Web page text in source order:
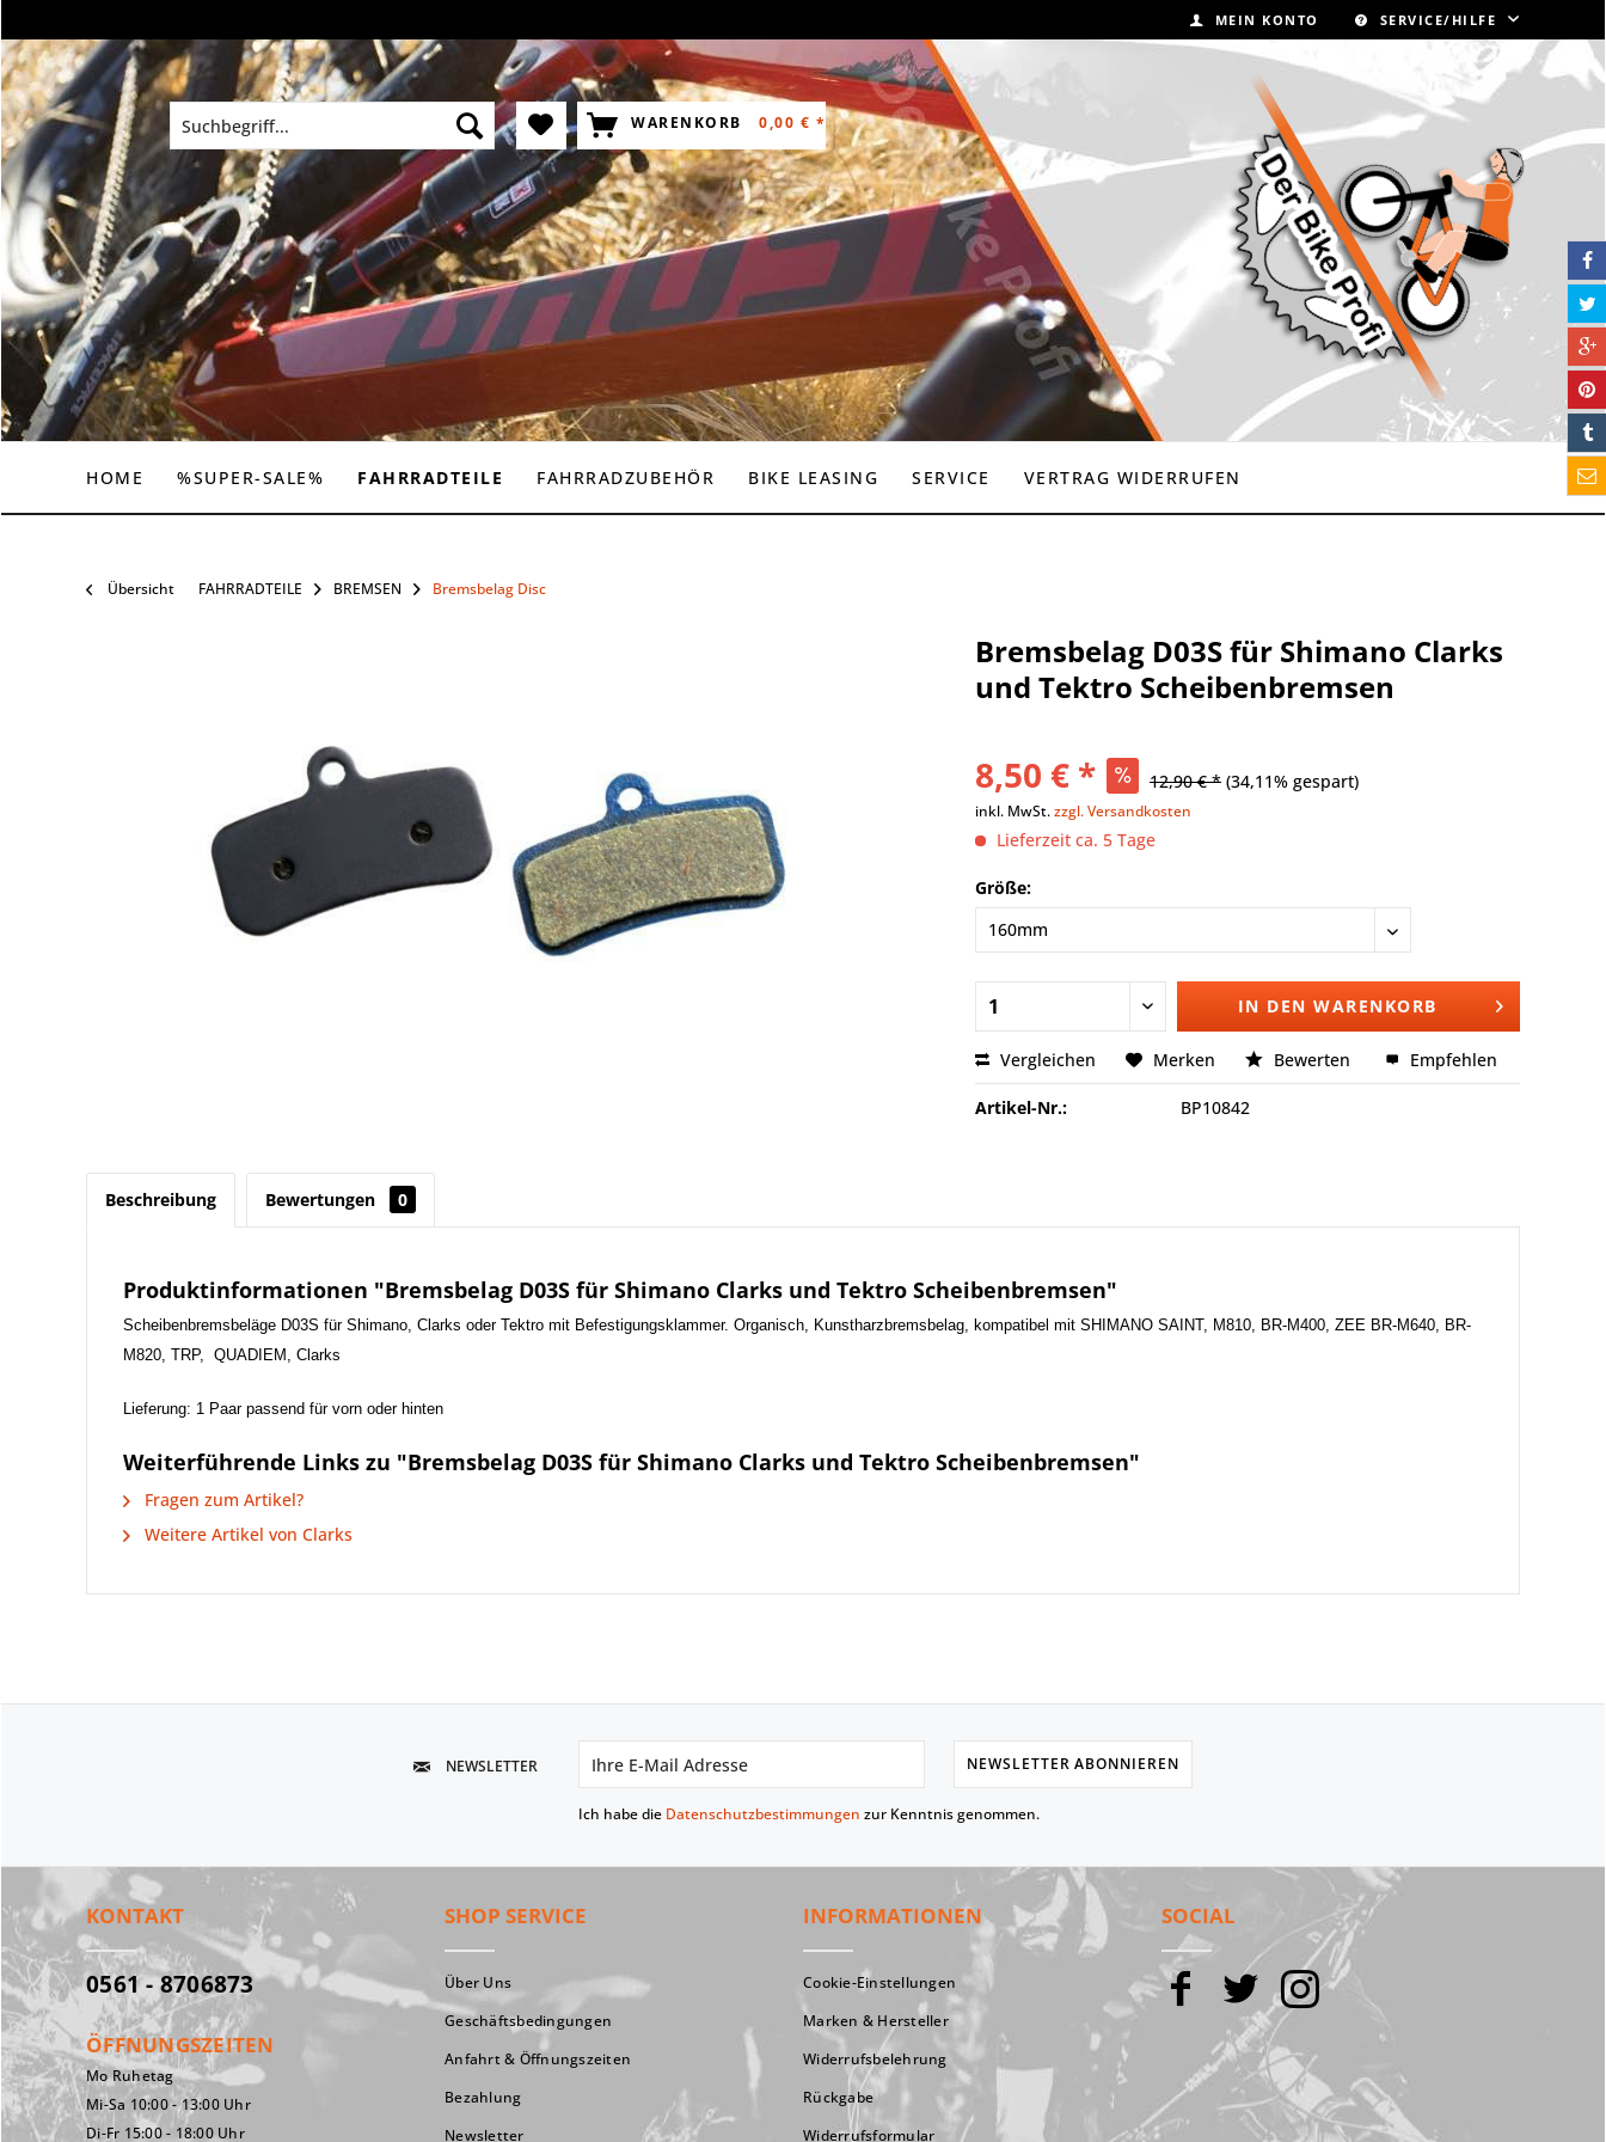
MEIN KONTO SERVICE/HILFE
WARENKORB 0,00 € *
HOME %SUPER-SALE% FAHRRADTEILE FAHRRADZUBEHÖR BIKE LEASING SERVICE VERTRAG WIDERRUFEN
Übersicht FAHRRADTEILE BREMSEN Bremsbelag Disc
Bremsbelag D03S für Shimano Clarks
und Tektro Scheibenbremsen
8,50 € * 12,90 € * (34,11% gespart)
inkl. MwSt.zzgl. Versandkosten
Lieferzeit ca. 5 Tage
Größe:
IN DEN WARENKORB
Vergleichen Merken Bewerten Empfehlen
Artikel-Nr.: BP10842
Beschreibung Bewertungen 0
Produktinformationen "Bremsbelag D03S für Shimano Clarks und Tektro Scheibenbremsen"
Scheibenbremsbeläge D03S für Shimano, Clarks oder Tektro mit Befestigungsklammer. Organisch, Kunstharzbremsbelag, kompatibel mit SHIMANO SAINT, M810, BR-M400, ZEE BR-M640, BR-
M820, TRP, QUADIEM, Clarks
Lieferung: 1 Paar passend für vorn oder hinten
Weiterführende Links zu "Bremsbelag D03S für Shimano Clarks und Tektro Scheibenbremsen"
Fragen zum Artikel?
Weitere Artikel von Clarks
NEWSLETTER NEWSLETTER ABONNIEREN
Ich habe die Datenschutzbestimmungen zur Kenntnis genommen.
KONTAKT
0561 - 8706873
ÖFFNUNGSZEITEN
Mo Ruhetag
Mi-Sa 10:00 - 13:00 Uhr
Di-Fr 15:00 - 18:00 Uhr
SHOP SERVICE
Über Uns
Geschäftsbedingungen
Anfahrt & Öffnungszeiten
Bezahlung
Newsletter
INFORMATIONEN
Cookie-Einstellungen
Marken & Hersteller
Widerrufsbelehrung
Rückgabe
Widerrufsformular
SOCIAL